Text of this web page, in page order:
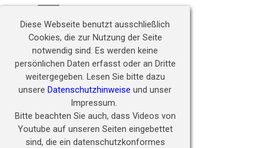
Diese Webseite benutzt ausschließlich
Cookies, die zur Nutzung der Seite
notwendig sind. Es werden keine
persönlichen Daten erfasst oder an Dritte
weitergegeben. Lesen Sie bitte dazu
unsere Datenschutzhinweise und unser
Impressum.
Bitte beachten Sie auch, dass Videos von
Youtube auf unseren Seiten eingebettet
sind, die ein datenschutzkonformes
Direkt zum Seiteninhalt
Zukunft ermöglichen